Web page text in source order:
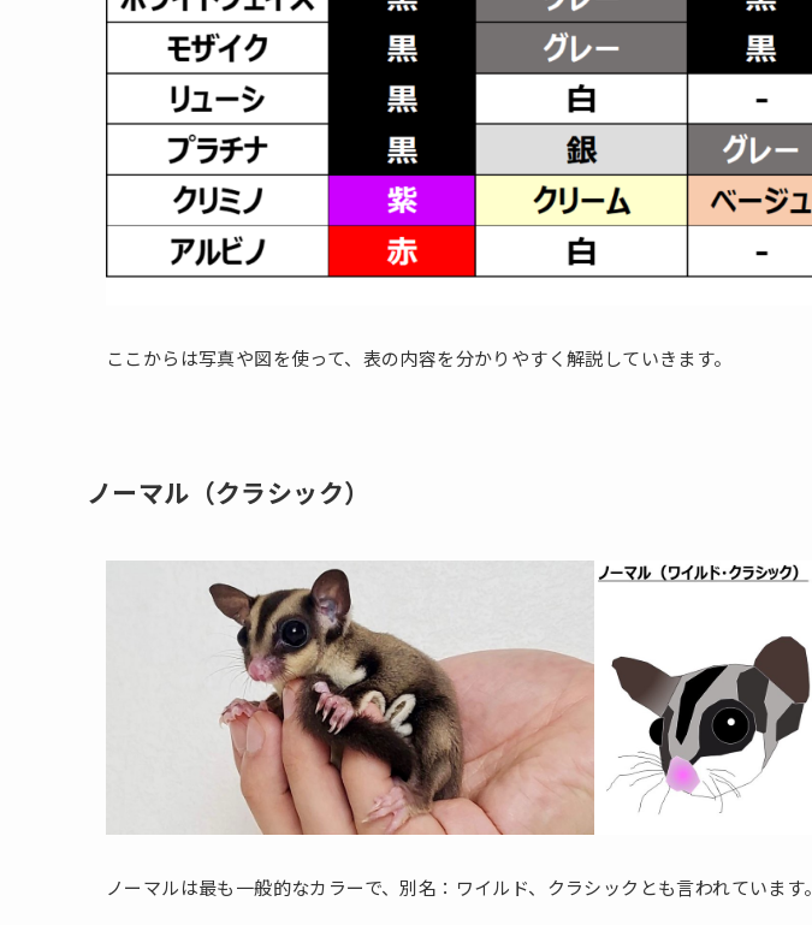
ここからは写真や図を使って、表の内容を分かりやすく解説していきます。
ノーマル（クラシック）
ノーマルは最も一般的なカラーで、別名：ワイルド、クラシックとも言われています。